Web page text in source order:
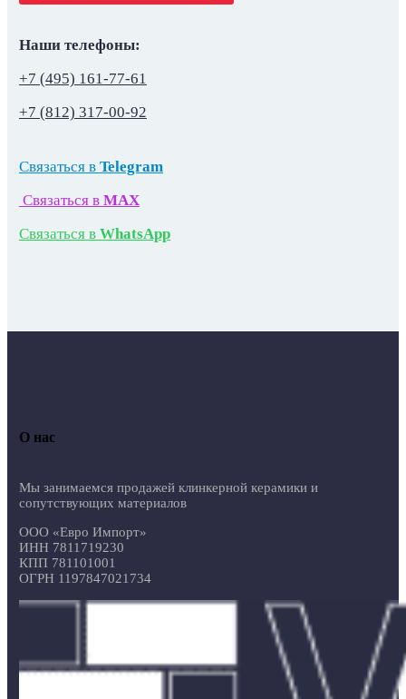
Наши телефоны:
+7 (495) 161-77-61
+7 (812) 317-00-92
Связаться в Telegram
Связаться в MAX
Связаться в WhatsApp
О нас
Мы занимаемся продажей клинкерной керамики и
сопутствующих материалов
ООО «Евро Импорт»
ИНН 7811719230
КПП 781101001
ОГРН 1197847021734